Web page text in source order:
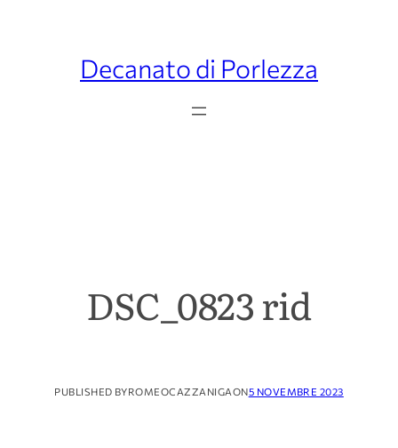
Decanato di Porlezza
DSC_0823 rid
PUBLISHED BYROMEOCAZZANIGAON5 NOVEMBRE 2023